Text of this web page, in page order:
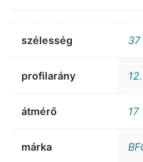
szélesség 37
profilarány
átmérő 17
márka